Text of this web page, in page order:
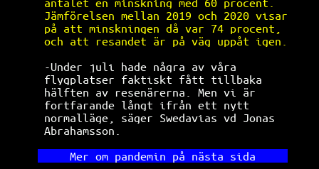
Jämförelsen mellan 2019 och 2020 visar
på att minskningen då var 74 procent,
och att resandet är på väg uppåt igen.
-Under juli hade några av våra
flygplatser faktiskt fått tillbaka
hälften av resenärerna. Men vi är
fortfarande långt ifrån ett nytt
normalläge, säger Swedavias vd Jonas
Abrahamsson.
Mer om pandemin på nästa sida